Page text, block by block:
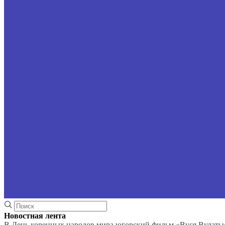
Новостная лента